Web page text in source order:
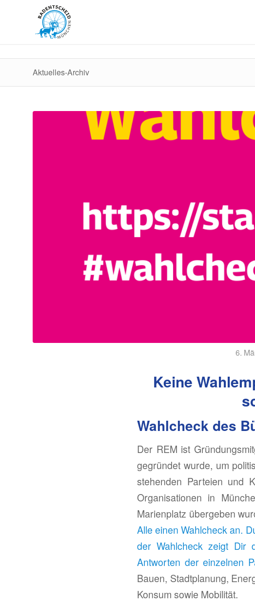
Aktuelles-Archiv
6.
Keine
Wahlcheck des
Der REM ist
gegründet wurde, um
stehenden Parteien und
Organisationen in
Marienplatz übergeben
Alle einen Wahlcheck an.
der Wahlcheck zeigt Dir
Antworten der einzelnen
Bauen, Stadtplanung,
Konsum sowie Mobilität.